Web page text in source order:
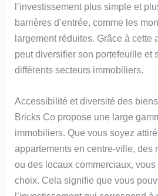
l’investissement plus simple et
barrières d’entrée, comme les
largement réduites. Grâce à cette
peut diversifier son portefeuille et
différents secteurs immobiliers.
Accessibilité et diversité des
Bricks Co propose une large
immobiliers. Que vous soyez
appartements en centre-ville, des
ou des locaux commerciaux, vous
choix. Cela signifie que vous